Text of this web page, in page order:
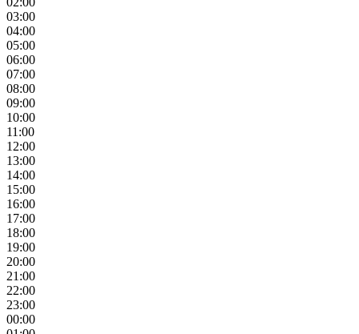
03:00
04:00
05:00
06:00
07:00
08:00
09:00
10:00
11:00
12:00
13:00
14:00
15:00
16:00
17:00
18:00
19:00
20:00
21:00
22:00
23:00
00:00